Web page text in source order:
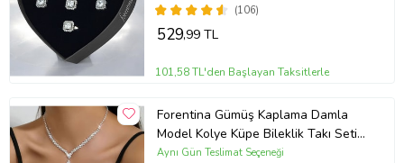
(106)
529,99 TL
101,58 TL'den Başlayan Taksitlerle
Forentina Gümüş Kaplama Damla
Model Kolye Küpe Bileklik Takı Seti
PS3702
Aynı Gün Teslimat Seçeneği